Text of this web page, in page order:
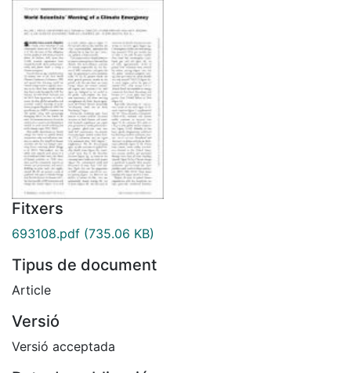
Fitxers
693108.pdf (735.06 KB)
Tipus de document
Article
Versió
Versió acceptada